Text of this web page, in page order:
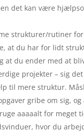
det kan være
strukturer/rutiner for
at du har for lidt
at du ender med at
projekter – sig
til mere struktur.
gribe om sig, og
aaaaalt for meget
hvor du